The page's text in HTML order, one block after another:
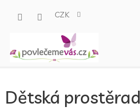
CZK
Dětská